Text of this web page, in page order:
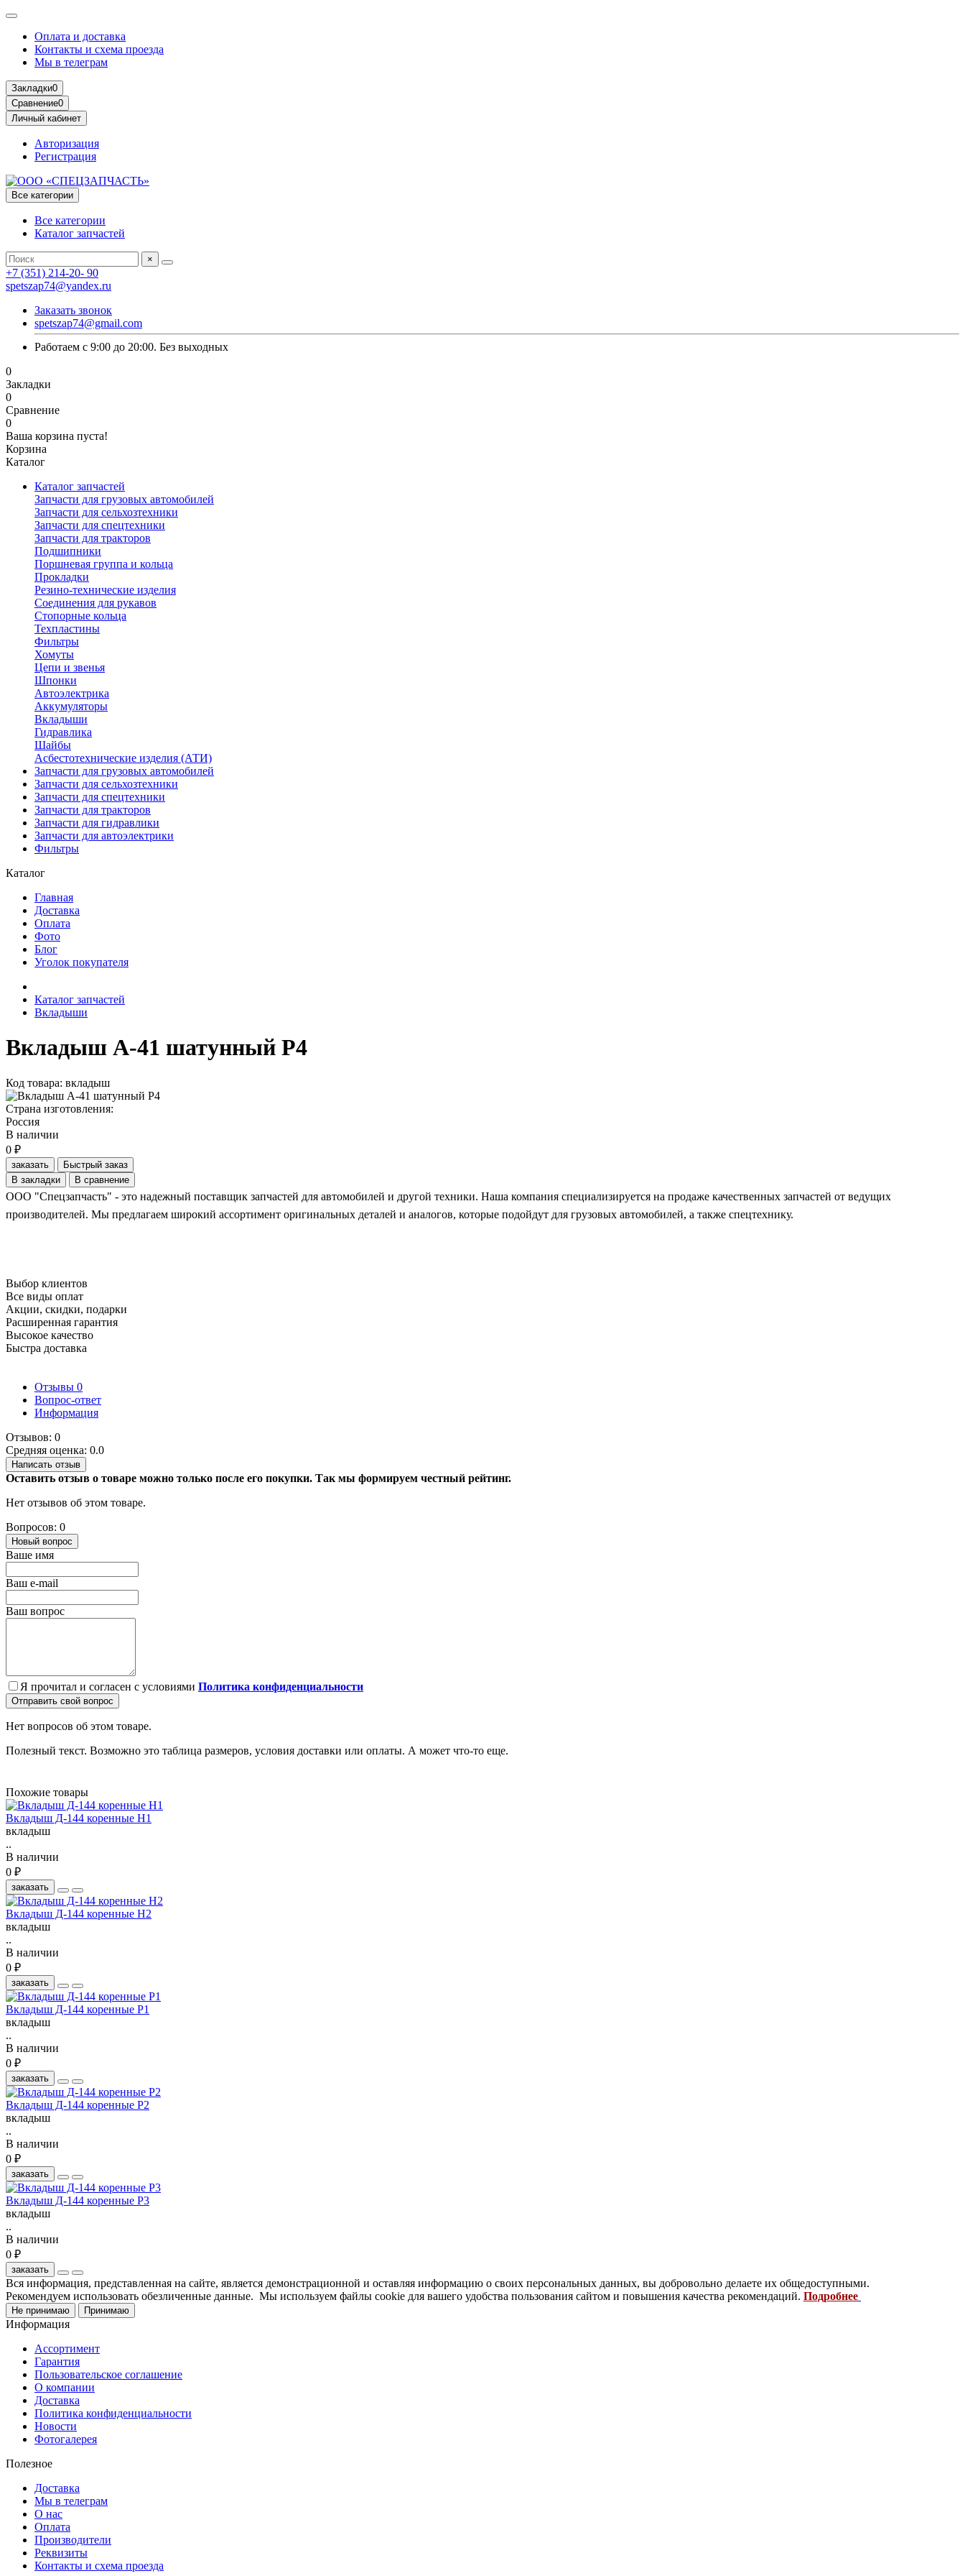
Оплата и доставка
Контакты и схема проезда
Мы в телеграм
Закладки0
Сравнение0
Личный кабинет
Авторизация
Регистрация
Все категории
Все категории
Каталог запчастей
×
+7 (351) 214-20- 90
spetszap74@yandex.ru
Заказать звонок
spetszap74@gmail.com
Работаем с 9:00 до 20:00. Без выходных
0
Закладки
0
Сравнение
0
Ваша корзина пуста!
Корзина
Каталог
Каталог запчастей
Запчасти для грузовых автомобилей
Запчасти для сельхозтехники
Запчасти для спецтехники
Запчасти для тракторов
Подшипники
Поршневая группа и кольца
Прокладки
Резино-технические изделия
Соединения для рукавов
Стопорные кольца
Техпластины
Фильтры
Хомуты
Цепи и звенья
Шпонки
Автоэлектрика
Аккумуляторы
Вкладыши
Гидравлика
Шайбы
Асбестотехнические изделия (АТИ)
Запчасти для грузовых автомобилей
Запчасти для сельхозтехники
Запчасти для спецтехники
Запчасти для тракторов
Запчасти для гидравлики
Запчасти для автоэлектрики
Фильтры
Каталог
Главная
Доставка
Оплата
Фото
Блог
Уголок покупателя
Каталог запчастей
Вкладыши
Вкладыш А-41 шатунный Р4
Код товара: вкладыш
Страна изготовления:
Россия
В наличии
0 ₽
заказать
Быстрый заказ
В закладки
В сравнение
ООО "Спецзапчасть" - это надежный поставщик запчастей для автомобилей и другой техники. Наша компания специализируется на продаже качественных запчастей от ведущих
производителей. Мы предлагаем широкий ассортимент оригинальных деталей и аналогов, которые подойдут для грузовых автомобилей, а также спецтехнику.
Выбор клиентов
Все виды оплат
Акции, скидки, подарки
Расширенная гарантия
Высокое качество
Быстра доставка
Отзывы 0
Вопрос-ответ
Информация
Отзывов: 0
Средняя оценка: 0.0
Написать отзыв
Оставить отзыв о товаре можно только после его покупки. Так мы формируем честный рейтинг.
Нет отзывов об этом товаре.
Вопросов: 0
Новый вопрос
Ваше имя
Ваш e-mail
Ваш вопрос
Я прочитал и согласен с условиями Политика конфиденциальности
Отправить свой вопрос
Нет вопросов об этом товаре.
Полезный текст. Возможно это таблица размеров, условия доставки или оплаты. А может что-то еще.
Похожие товары
Вкладыш Д-144 коренные Н1
вкладыш
..
В наличии
0 ₽
заказать
Вкладыш Д-144 коренные Н2
вкладыш
..
В наличии
0 ₽
заказать
Вкладыш Д-144 коренные Р1
вкладыш
..
В наличии
0 ₽
заказать
Вкладыш Д-144 коренные Р2
вкладыш
..
В наличии
0 ₽
заказать
Вкладыш Д-144 коренные Р3
вкладыш
..
В наличии
0 ₽
заказать
Вся информация, представленная на сайте, является демонстрационной и оставляя информацию о своих персональных данных, вы добровольно делаете их общедоступными.
Рекомендуем использовать обезличенные данные. Мы используем файлы cookie для вашего удобства пользования сайтом и повышения качества рекомендаций. Подробнее
Не принимаю Принимаю
Информация
Ассортимент
Гарантия
Пользовательское соглашение
О компании
Доставка
Политика конфиденциальности
Новости
Фотогалерея
Полезное
Доставка
Мы в телеграм
О нас
Оплата
Производители
Реквизиты
Контакты и схема проезда